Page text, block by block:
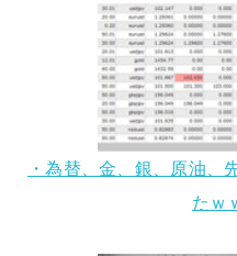
・為替、金、銀、原油、
たｗ